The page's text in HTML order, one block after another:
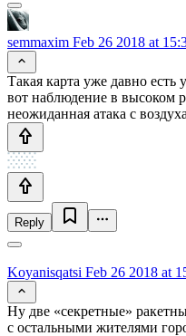
semmaxim Feb 26 2018 at
Такая карта уже давно есть
вот наблюдение в высоком
неожиданная атака с
Reply
Koyanisqatsi Feb 26 2018 at
Ну две «секретные»
с остальными жителями